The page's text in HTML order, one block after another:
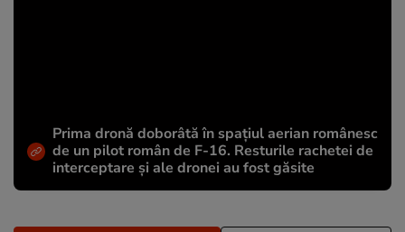
Prima dronă doborâtă în spațiul aerian românesc
de un pilot român de F-16. Resturile rachetei de
interceptare și ale dronei au fost găsite